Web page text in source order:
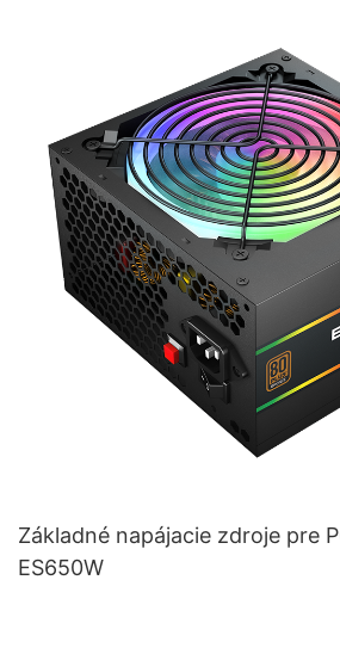
Základné napájacie zdroje pre
ES650W